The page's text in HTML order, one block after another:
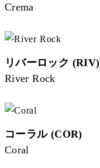
Crema
リバーロック (RIV)
River Rock
コーラル (COR)
Coral